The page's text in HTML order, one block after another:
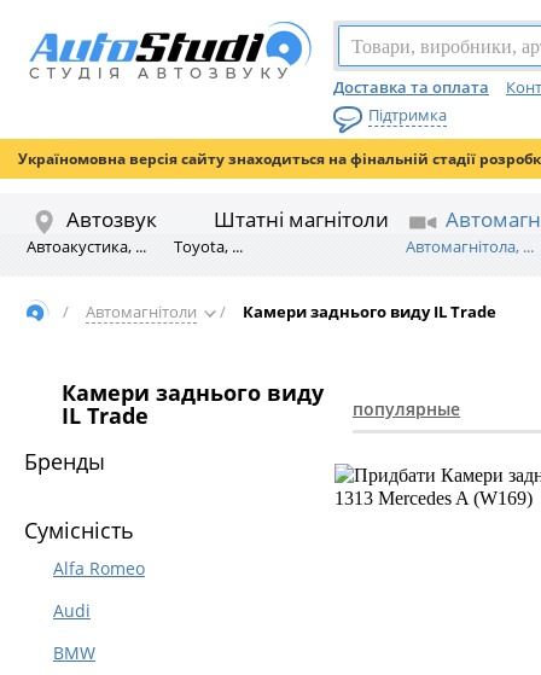
Доставка та оплата
Підтримка
Україномовна версія сайту знаходиться на фінальній стадії
Автозвук
Автоакустика, ...
Штатні магнітоли
Toyota, ... Автомагнітола, ...
/ Автомагнітоли / Камери заднього виду IL Trade
Камери заднього виду
IL Trade
Бренды
Сумісність
Alfa Romeo
Audi
BMW
популярные